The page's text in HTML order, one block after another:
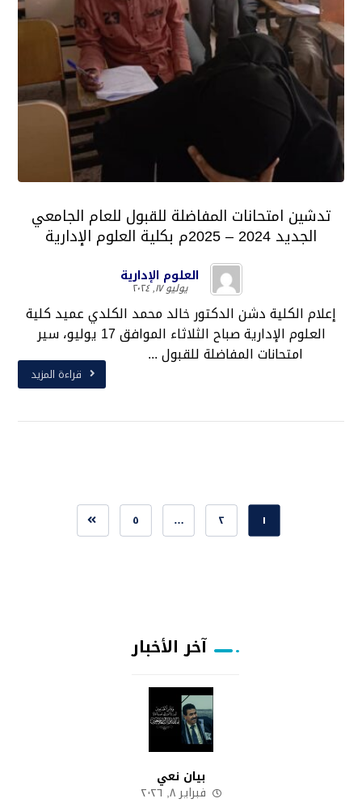
تدشين امتحانات المفاضلة للقبول للعام الجامعي
الجديد 2024 – 2025م بكلية العلوم الإدارية
العلوم الإدارية
يوليو ١٧, ٢٠٢٤
إعلام الكلية دشن الدكتور خالد محمد الكلدي عميد كلية
العلوم الإدارية صباح الثلاثاء الموافق 17 يوليو، سير
امتحانات المفاضلة للقبول ...
قراءة المزيد
١ ٢ … ٥
آخر الأخبار
بيان نعي
فبراير ٨, ٢٠٢٦